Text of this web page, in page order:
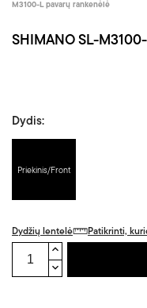
M3100-L pavarų rankenėlė
SHIMANO SL-
Dydis:
Priekinis/Front
Dydžių lentelė Patikrinti,